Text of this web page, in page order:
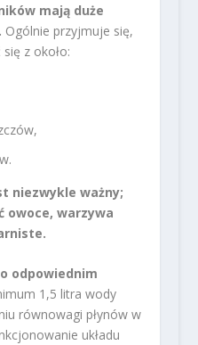
mają duże
Ogólnie przyjmuje się,
z około:
niezwykle ważny;
owoce, warzywa
odpowiednim
1,5 litra wody
równowagi płynów w
układu